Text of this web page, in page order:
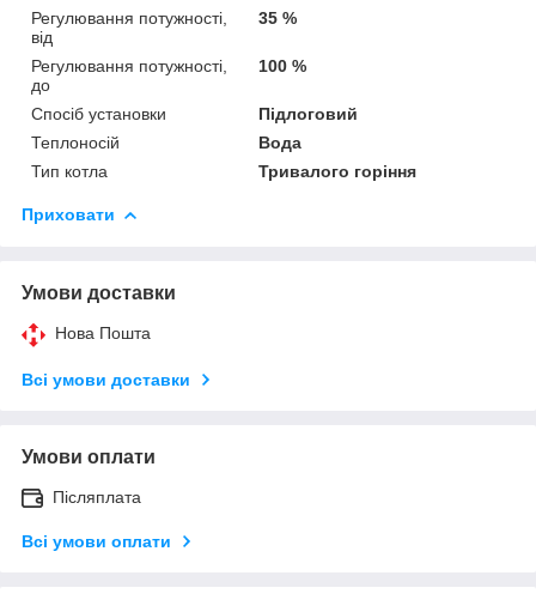
Регулювання потужності,
від
35 %
Регулювання потужності,
до
100 %
Спосіб установки
Підлоговий
Теплоносій
Вода
Тип котла
Тривалого горіння
Приховати
Умови доставки
Нова Пошта
Всі умови доставки
Умови оплати
Післяплата
Всі умови оплати